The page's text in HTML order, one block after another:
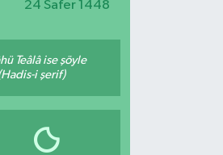
24 Safer 1448
Teâlâ ise şöyle
i şerif)